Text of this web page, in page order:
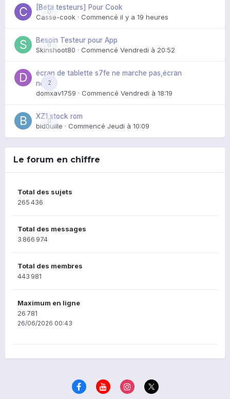
0
[Beta testeurs] Pour Cook
Casse-cook · Commencé il y a 19 heures
0
Besoin Testeur pour App
Skinshoot80 · Commencé Vendredi à 20:52
2
écran de tablette s7fe ne marche pas,écran
noir
domxav1759 · Commencé Vendredi à 18:19
0
XZ1 stock rom
bid0uille · Commencé Jeudi à 10:09
Le forum en chiffre
Total des sujets
265 436
Total des messages
3 866 974
Total des membres
443 981
Maximum en ligne
26 781
26/06/2026 00:43